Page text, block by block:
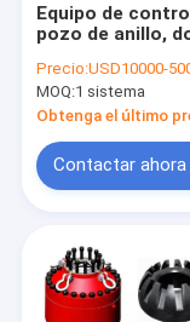
Equipo de
pozo de anillo,
Precio:USD10000-
MOQ:1 sistema
Obtenga el último
Contactar ahora